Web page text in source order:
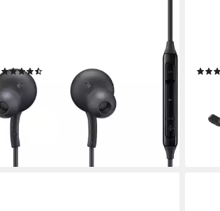
13,99 € 29,90 €
nur bis Dienstag
-53%
lieferbar - in 3-4 Werktagen bei dir